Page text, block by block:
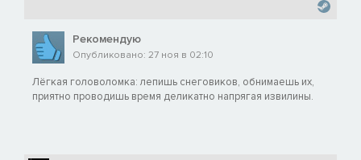
Рекомендую
Опубликовано: 27 ноя в 02:10
Лёгкая головоломка: лепишь снеговиков, обнимаешь их,
приятно проводишь время деликатно напрягая извилины.